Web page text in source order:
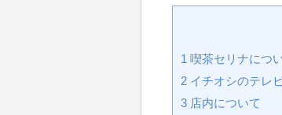
1 喫茶セリナにつ
2 イチオシのテレ
3 店内について